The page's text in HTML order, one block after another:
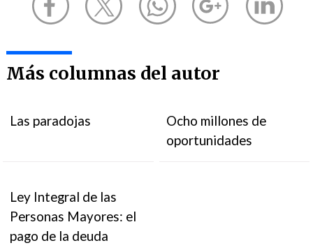
Más columnas del autor
Las paradojas
Ocho millones de
oportunidades
Ley Integral de las
Personas Mayores: el
pago de la deuda